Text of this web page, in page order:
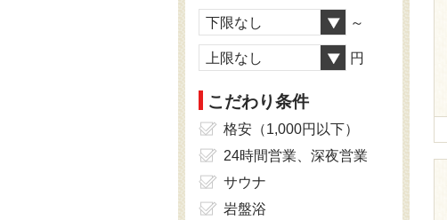
下限なし ～
上限なし 円
こだわり条件
格安（1,000円以下）
24時間営業、深夜営業
サウナ
岩盤浴